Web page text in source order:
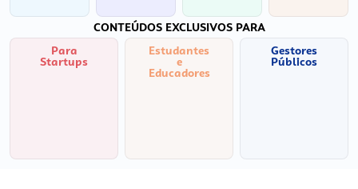
CONTEÚDOS EXCLUSIVOS PARA
Para
Startups
Estudantes
e
Educadores
Gestores
Públicos